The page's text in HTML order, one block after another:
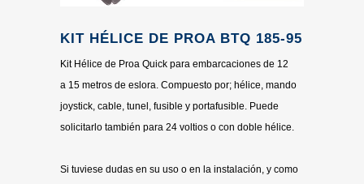
KIT HÉLICE DE PROA BTQ 185-95
Kit Hélice de Proa Quick para embarcaciones de 12
a 15 metros de eslora. Compuesto por; hélice, mando
joystick, cable, tunel, fusible y portafusible. Puede
solicitarlo también para 24 voltios o con doble hélice.
Si tuviese dudas en su uso o en la instalación, y como